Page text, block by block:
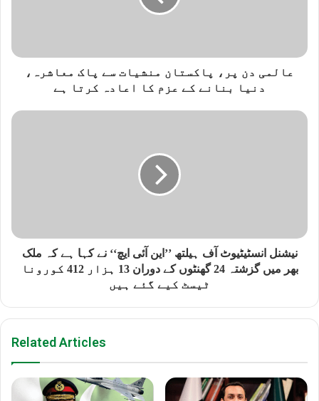
عالمی دن پر، پاکستان منشیات سے پاک معاشرہ،
دنیا بنانے کے عزم کا اعادہ کرتا ہے
نیشنل انسٹیٹیوٹ آف ہیلتھ ’’این آئی ایچ‘‘ نے کہا ہے کہ ملک
بھر میں گزشتہ 24 گھنٹوں کے دوران 13 ہزار 412 کورونا
ٹیسٹ کیے گئے ہیں
Related Articles